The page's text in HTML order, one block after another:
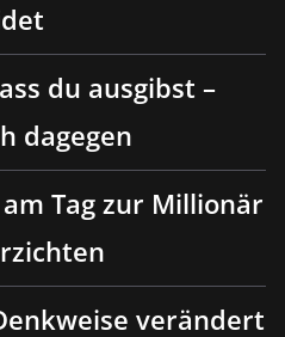
du ausgibst –
dagegen
Tag zur Millionär
verändert